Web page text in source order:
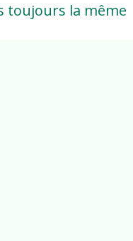
toujours la même